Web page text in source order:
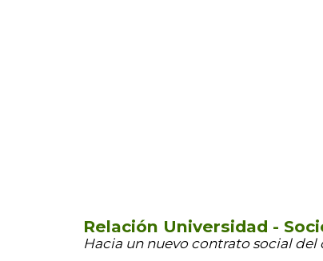
Relación Universidad -
Hacia un nuevo contrato social